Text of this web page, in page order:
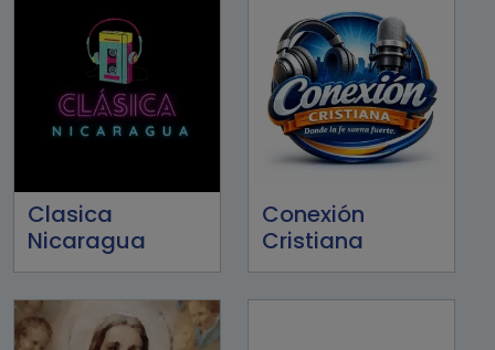
Clasica
Nicaragua
Conexión
Cristiana